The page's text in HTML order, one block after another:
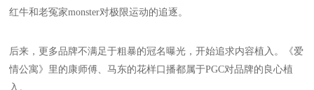
红牛和老冤家monster对极限运动的追逐。
后来，更多品牌不满足于粗暴的冠名曝光，开始追求内容植入。《爱
情公寓》里的康师傅、马东的花样口播都属于PGC对品牌的良心植
入。